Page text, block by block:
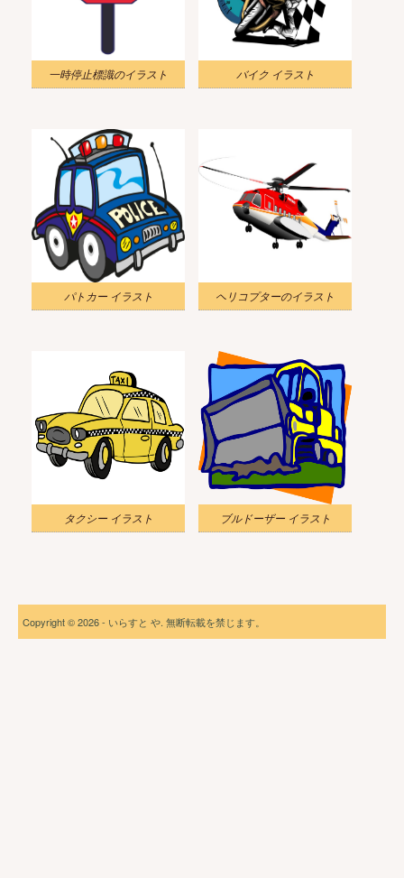
一時停止標識のイラスト バイク イラスト
パトカー イラスト ヘリコプターのイラスト
タクシー イラスト ブルドーザー イラスト
Copyright © 2026 - いらすと や. 無断転載を禁じます。